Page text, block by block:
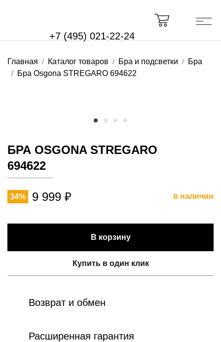
+7 (495) 021-22-24
Главная Каталог товаров Бра и подсветки
Бра
Бра Osgona STREGARO 694622
БРА OSGONA STREGARO
694622
34% 9 999 ₽ в наличии
В корзину
Купить в один клик
Возврат и обмен
Расширенная гарантия